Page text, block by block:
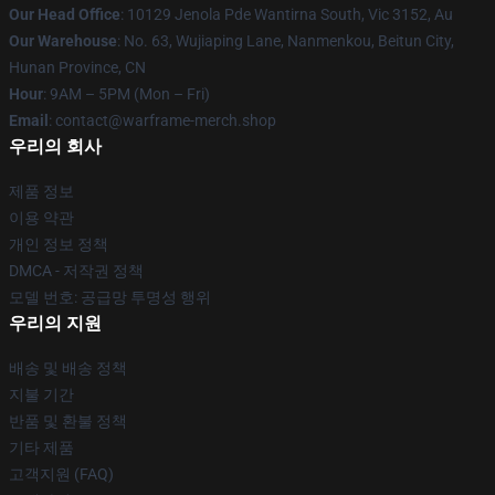
Our Head Office: 10129 Jenola Pde Wantirna South, Vic 3152, Au
Our Warehouse: No. 63, Wujiaping Lane, Nanmenkou, Beitun City,
Hunan Province, CN
Hour: 9AM – 5PM (Mon – Fri)
Email : contact@warframe-merch.shop
우리의 회사
제품 정보
이용 약관
개인 정보 정책
DMCA - 저작권 정책
모델 번호: 공급망 투명성 행위
우리의 지원
배송 및 배송 정책
지불 기간
반품 및 환불 정책
기타 제품
고객지원 (FAQ)